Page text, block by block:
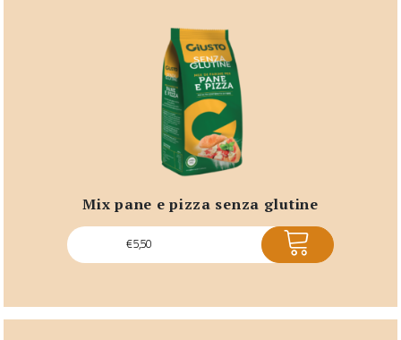
mix pane e pizza senza glutine
€5,50 ACQUISTA